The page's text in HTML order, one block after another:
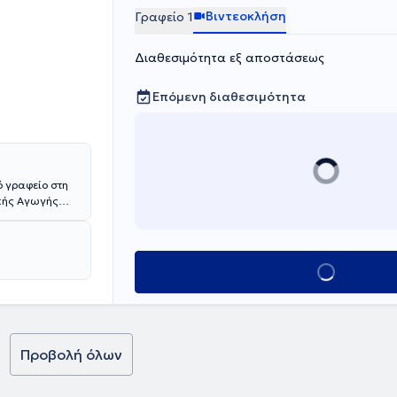
γραφείο στη
Αγωγής
Σόφιας.
και
και
πλήθος
Γραφείο 1 Βιντεοκλήση
Διαθεσιμότητα εξ αποστάσεως
Επόμενη διαθεσιμότητα
Κλείσε ραντεβού
Προβολή όλων